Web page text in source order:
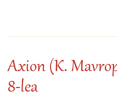
Axion (K.
8-lea